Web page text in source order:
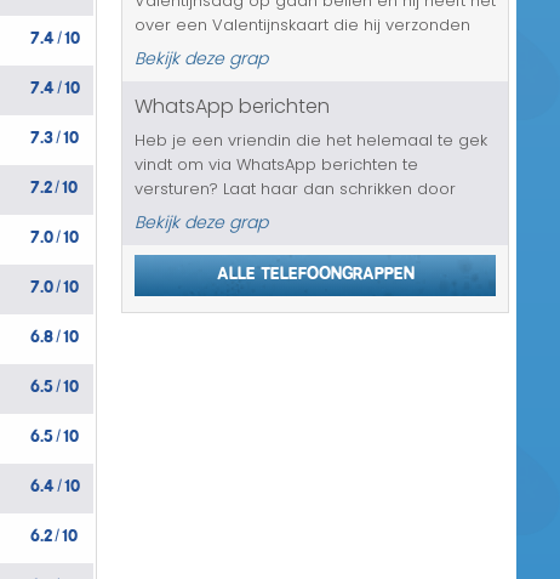
7.4/10
7.4/10
7.3/10
7.2/10
7.0/10
7.0/10
6.8/10
6.5/10
6.5/10
6.4/10
6.2/10
over een Valentijnskaart die hij verzonden
heeft, omdat hij echt verliefd op haar is. Hij
weet haar mooie dingen te vertellen en
misschien gaat ze smelten voor He...
Bekijk deze grap
WhatsApp berichten
Heb je een vriendin die het helemaal te gek
vindt om via WhatsApp berichten te
versturen? Laat haar dan schrikken door
haar te laten denken dat alle berichten die
zij daar ooit over heeft verzonden aan
iedereen in haar adresboek gestuurd zi...
Bekijk deze grap
Alle telefoongrappen